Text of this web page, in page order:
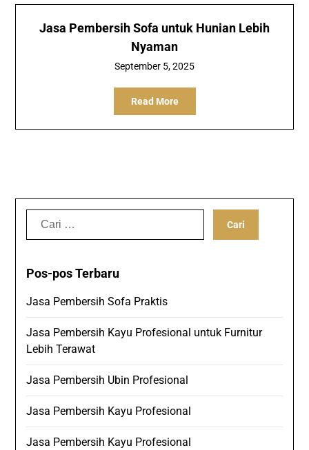
Jasa Pembersih Sofa untuk Hunian Lebih
Nyaman
September 5, 2025
Read More
Cari
Pos-pos Terbaru
Jasa Pembersih Sofa Praktis
Jasa Pembersih Kayu Profesional untuk Furnitur
Lebih Terawat
Jasa Pembersih Ubin Profesional
Jasa Pembersih Kayu Profesional
Jasa Pembersih Kayu Profesional